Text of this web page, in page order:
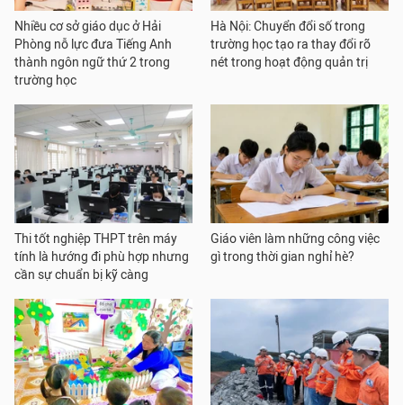
Nhiều cơ sở giáo dục ở Hải
Phòng nỗ lực đưa Tiếng Anh
thành ngôn ngữ thứ 2 trong
trường học
Hà Nội: Chuyển đổi số trong
trường học tạo ra thay đổi rõ
nét trong hoạt động quản trị
Thi tốt nghiệp THPT trên máy
tính là hướng đi phù hợp nhưng
cần sự chuẩn bị kỹ càng
Giáo viên làm những công việc
gì trong thời gian nghỉ hè?